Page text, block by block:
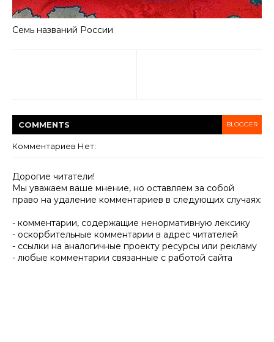
Семь названий России
COMMENTS BLOGGER
Комментариев Нет:
Дорогие читатели!
Мы уважаем ваше мнение, но оставляем за собой
право на удаление комментариев в следующих случаях:
- комментарии, содержащие ненормативную лексику
- оскорбительные комментарии в адрес читателей
- ссылки на аналогичные проекту ресурсы или рекламу
- любые комментарии связанные с работой сайта